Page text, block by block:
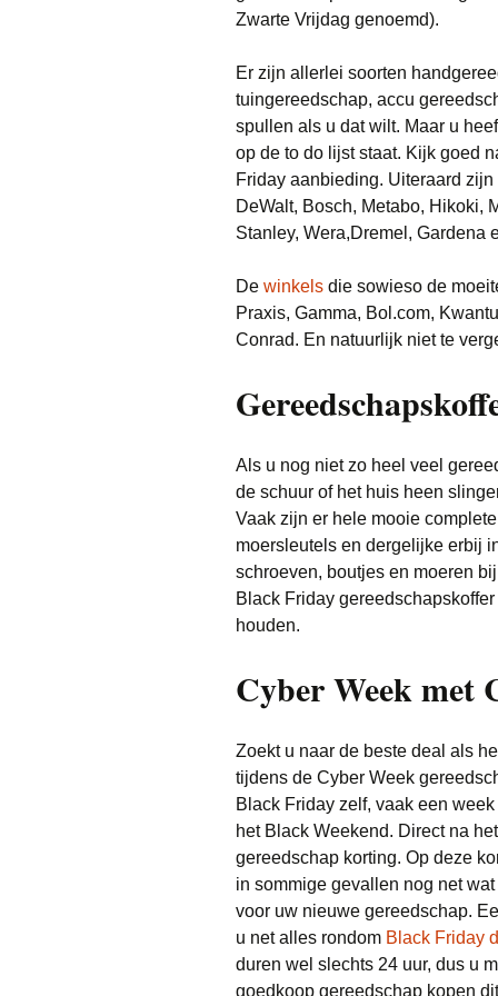
Zwarte Vrijdag genoemd).
Er zijn allerlei soorten
tuingereedschap, accu
spullen als u dat wilt. Maar u
op de to do lijst staat. Kijk goed
Friday aanbieding. Uiteraard
DeWalt, Bosch, Metabo, Hikoki,
Stanley, Wera,Dremel, Gardena
De winkels die sowieso de
Praxis, Gamma, Bol.com,
Conrad. En natuurlijk niet te
Als u nog niet zo heel veel
de schuur of het huis heen
Vaak zijn er hele mooie
moersleutels en dergelijke erbij
schroeven, boutjes en moeren
Black Friday
houden.
Cyber Week met
Zoekt u naar de beste deal als
tijdens de Cyber Week
Black Friday zelf, vaak een
het Black Weekend. Direct na
gereedschap korting. Op deze
in sommige gevallen nog net
voor uw nieuwe gereedschap.
u net alles rondom Black Friday
duren wel slechts 24 uur, dus u
goedkoop gereedschap kopen